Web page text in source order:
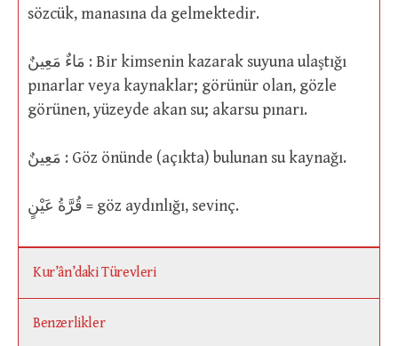
sözcük, manasına da gelmektedir.
مَاءٌ مَعِينٌ : Bir kimsenin kazarak suyuna ulaştığı
pınarlar veya kaynaklar; görünür olan, gözle
görünen, yüzeyde akan su; akarsu pınarı.
مَعِينٌ : Göz önünde (açıkta) bulunan su kaynağı.
قُرَّةُ عَيْنٍ = göz aydınlığı, sevinç.
Kur’ân’daki Türevleri
Benzerlikler